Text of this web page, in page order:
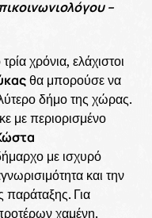
–
χρόνια, ελάχιστοι
θα μπορούσε να
δήμο της χώρας.
με περιορισμένο
με ισχυρό
και την
παράταξης. Για
χαμένη.